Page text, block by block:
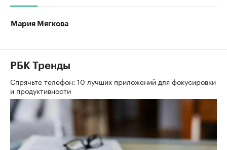
Мария Мягкова
РБК Тренды
Спрячьте телефон: 10 лучших приложений для фокусировки
и продуктивности